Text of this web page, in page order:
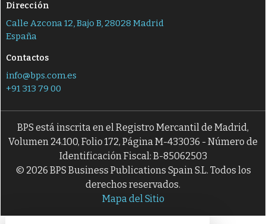
Dirección
Calle Azcona 12, Bajo B, 28028 Madrid
España
Contactos
info@bps.com.es
+91 313 79 00
BPS está inscrita en el Registro Mercantil de Madrid,
Volumen 24.100, Folio 172, Página M-433036 - Número de
Identificación Fiscal: B-85062503
© 2026 BPS Business Publications Spain S.L. Todos los
derechos reservados.
Mapa del Sitio